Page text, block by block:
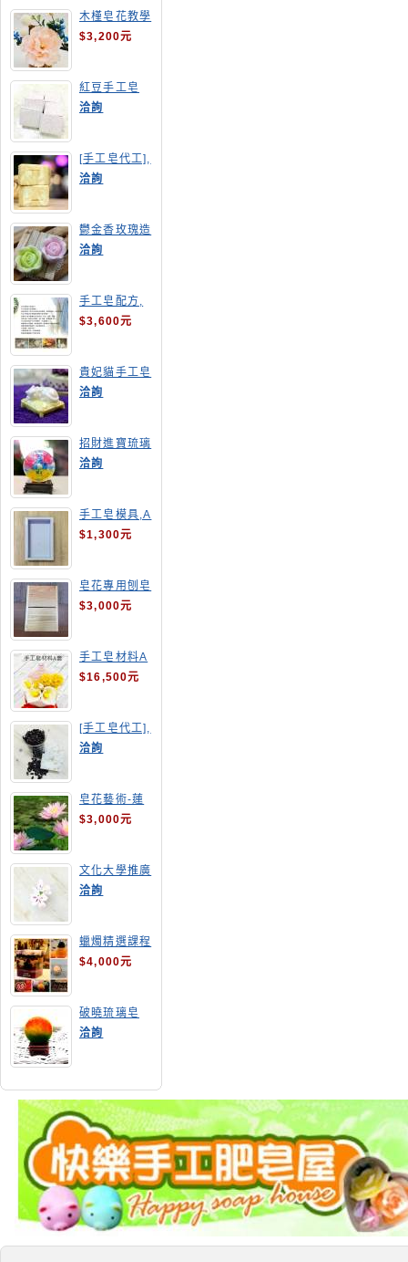
木槿皂花教學
$3,200元
紅豆手工皂
洽詢
[手工皂代工],
羊奶皂
洽詢
鬱金香玫瑰造
型手工皂
洽詢
手工皂配方,
手工皂教學
$3,600元
貴妃貓手工皂
洽詢
招財進寶琉璃
手工皂
洽詢
手工皂模具,A
4渲染盤
$1,300元
皂花專用刨皂
器
$3,000元
手工皂材料A
套
$16,500元
[手工皂代工],
釋迦手工皂
洽詢
皂花藝術-蓮
花
$3,000元
文化大學推廣
部高雄分部手
工皂教學
洽詢
蠟燭精選課程
$4,000元
破曉琉璃皂
洽詢